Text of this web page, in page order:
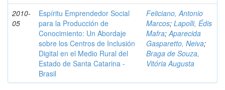
2010-
05
Espíritu Emprendedor Social
para la Producción de
Conocimiento: Un Abordaje
sobre los Centros de Inclusión
Digital en el Medio Rural del
Estado de Santa Catarina -
Brasil
Feliciano, Antonio
Marcos; Lapolli, Édis
Mafra;Aparecida
Gasparetto, Neiva;
Braga de Souza,
Vitória Augusta